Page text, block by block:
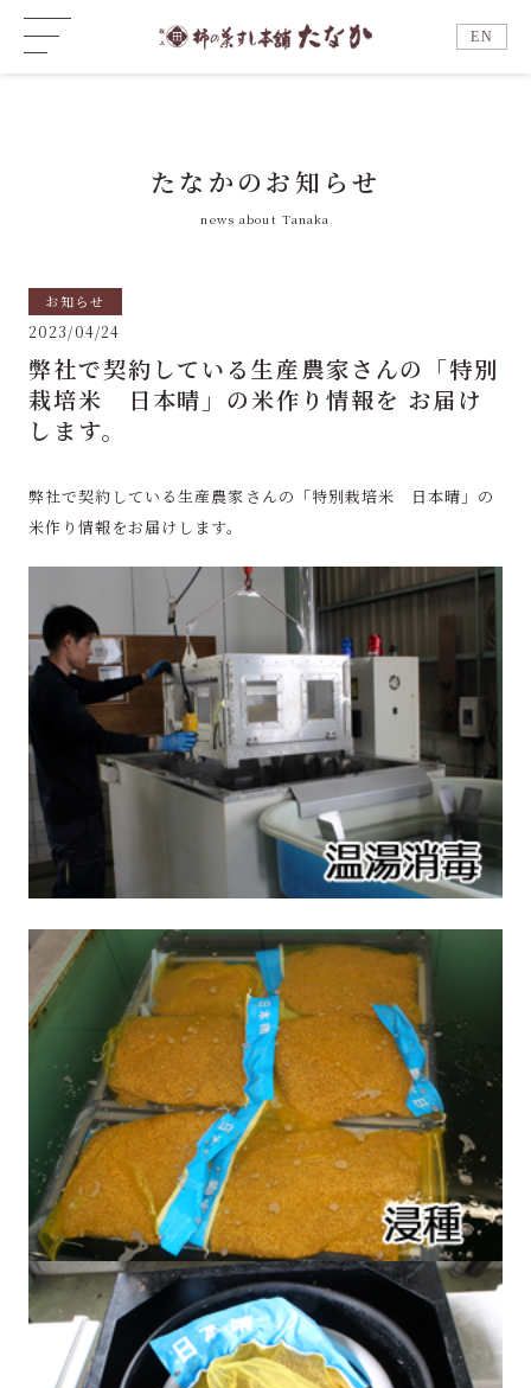
EN
たなかのお知らせ
news about Tanaka
お知らせ
2023/04/24
弊社で契約している生産農家さんの「特別
栽培米 日本晴」の米作り情報を お届け
します。
弊社で契約している生産農家さんの「特別栽培米 日本晴」の
米作り情報をお届けします。